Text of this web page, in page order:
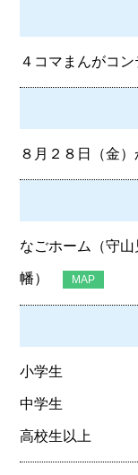
４コマまんがコ
８月２８日（金）
なごホーム（守
幡） MAP
小学生
中学生
高校生以上